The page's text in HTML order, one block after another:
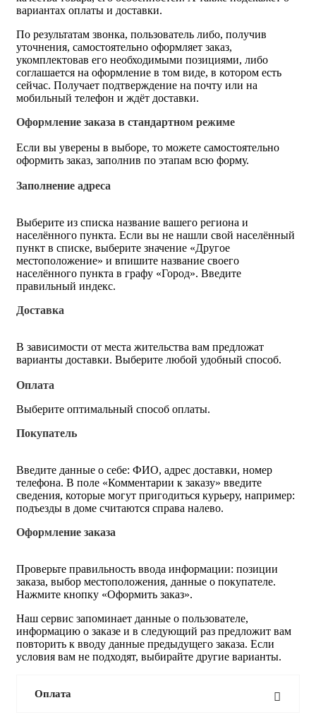
вариантах оплаты и доставки.
По результатам звонка, пользователь либо, получив
уточнения, самостоятельно оформляет заказ,
укомплектовав его необходимыми позициями, либо
соглашается на оформление в том виде, в котором есть
сейчас. Получает подтверждение на почту или на
мобильный телефон и ждёт доставки.
Оформление заказа в стандартном режиме
Если вы уверены в выборе, то можете самостоятельно
оформить заказ, заполнив по этапам всю форму.
Заполнение адреса
Выберите из списка название вашего региона и
населённого пункта. Если вы не нашли свой населённый
пункт в списке, выберите значение «Другое
местоположение» и впишите название своего
населённого пункта в графу «Город». Введите
правильный индекс.
Доставка
В зависимости от места жительства вам предложат
варианты доставки. Выберите любой удобный способ.
Оплата
Выберите оптимальный способ оплаты.
Покупатель
Введите данные о себе: ФИО, адрес доставки, номер
телефона. В поле «Комментарии к заказу» введите
сведения, которые могут пригодиться курьеру, например:
подъезды в доме считаются справа налево.
Оформление заказа
Проверьте правильность ввода информации: позиции
заказа, выбор местоположения, данные о покупателе.
Нажмите кнопку «Оформить заказ».
Наш сервис запоминает данные о пользователе,
информацию о заказе и в следующий раз предложит вам
повторить к вводу данные предыдущего заказа. Если
условия вам не подходят, выбирайте другие варианты.
Оплата